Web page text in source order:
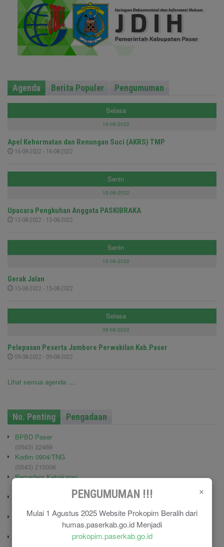
×
PENGUMUMAN !!!
Mulai 1 Agustus 2025 Website Prokopim Beralih dari
humas.paserkab.go.id Menjadi
prokopim.paserkab.go.id
Agenda Berita Populer Pengumuman
Selasa
16-08-2022
Apel Kehormatan dan Renungan Suci (AKRS) TMP
16-08-2022 - 16-08-2022
Senin
15-08-2022
Upacara Pengkuhan Anggota PASKIBRAKA
15-08-2022 - 15-08-2022
Senin
15-08-2022
Gerak Jalan
15-08-2022 - 15-08-2022
Selasa
09-08-2022
Pelepasan Peserta Jambore Perwakilan Kab.Paser
09-08-2022 - 09-08-2022
Lihat semua agenda ....
No. Penting Pengadaan
BPBD Paser
(0543) 22469
Kodim 0904/TNG
(0543) 210006
Pemadam Kebakaran
Polisi Pamong Praja (Satpol PP)
Polres Paser
RSU Panglima Sebaya